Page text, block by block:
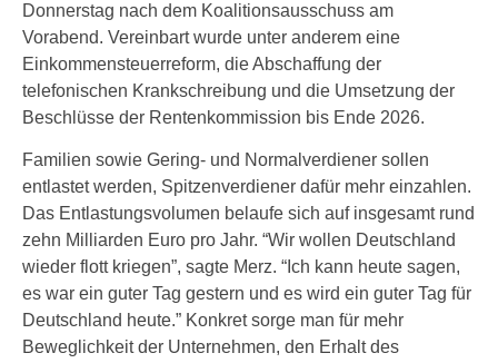
Donnerstag nach dem Koalitionsausschuss am
Vorabend. Vereinbart wurde unter anderem eine
Einkommensteuerreform, die Abschaffung der
telefonischen Krankschreibung und die Umsetzung der
Beschlüsse der Rentenkommission bis Ende 2026.
Familien sowie Gering- und Normalverdiener sollen
entlastet werden, Spitzenverdiener dafür mehr einzahlen.
Das Entlastungsvolumen belaufe sich auf insgesamt rund
zehn Milliarden Euro pro Jahr. “Wir wollen Deutschland
wieder flott kriegen”, sagte Merz. “Ich kann heute sagen,
es war ein guter Tag gestern und es wird ein guter Tag für
Deutschland heute.” Konkret sorge man für mehr
Beweglichkeit der Unternehmen, den Erhalt des